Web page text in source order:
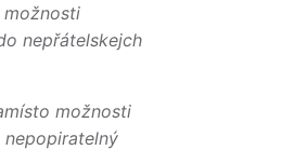
možnosti
nepřátelskejch
možnosti